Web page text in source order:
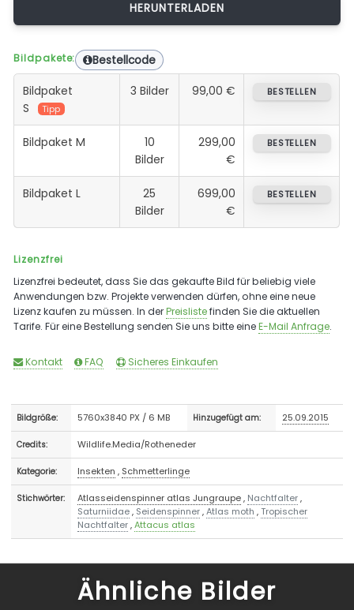
Bildpakete: Bestellcode
Bildpaket
S
Tipp
3 Bilder 99,00 € BESTELLEN
Bildpaket M
10
Bilder
299,00
€
BESTELLEN
Bildpaket L
25
Bilder
699,00
€
BESTELLEN
Lizenzfrei
Lizenzfrei bedeutet, dass Sie das gekaufte Bild für beliebig viele
Anwendungen bzw. Projekte verwenden dürfen, ohne eine neue
Lizenz kaufen zu müssen. In derPreislistefinden Sie die aktuellen
Tarife. Für eine Bestellung senden Sie uns bitte eineE-Mail Anfrage.
Kontakt FAQ Sicheres Einkaufen
Bildgröße: 5760x3840 PX / 6 MB Hinzugefügt am: 25.09.2015
Credits: Wildlife.Media/Rotheneder
Kategorie: Insekten , Schmetterlinge
Stichwörter: Atlasseidenspinner atlas Jungraupe, Nachtfalter,
Saturniidae, Seidenspinner,Atlas moth ,Tropischer
Nachtfalter,Attacus atlas
Ähnliche Bilder